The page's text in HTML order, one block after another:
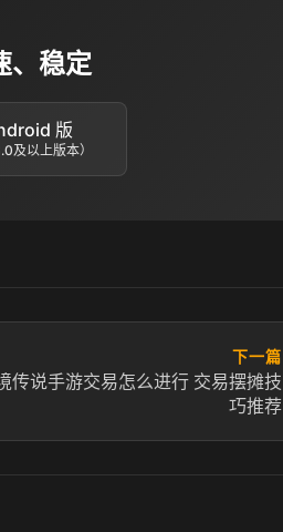
、稳定
版
及以上版本）
下一篇
传说手游交易怎么进行 交易摆摊技
巧推荐